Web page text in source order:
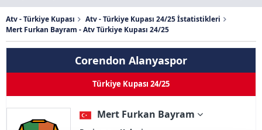
Atv - Türkiye Kupası
Atv - Türkiye Kupası 24/25 İstatistikleri
Mert Furkan Bayram - Atv Türkiye Kupası 24/25
Corendon Alanyaspor
Türkiye Kupası 24/25
Mert Furkan Bayram